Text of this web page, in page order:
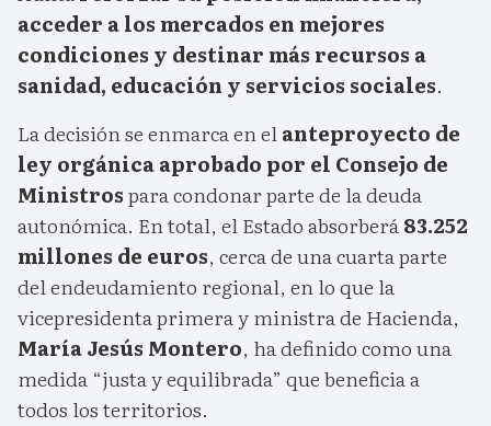
acceder a los mercados en mejores
condiciones y destinar más recursos a
sanidad, educación y servicios sociales.
La decisión se enmarca en elanteproyecto de
ley orgánica aprobado por el Consejo de
Ministrospara condonar parte de la deuda
autonómica. En total, el Estado absorberá83.252
millones de euros, cerca de una cuarta parte
del endeudamiento regional, en lo que la
vicepresidenta primera y ministra de Hacienda,
María Jesús Montero, ha definido como una
medida “justa y equilibrada” que beneficia a
todos los territorios.